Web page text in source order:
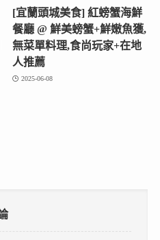
[宜蘭頭城美食] 紅螃蟹海鮮
餐廳 @ 鮮美螃蟹+鮮嫩魚獲,
無菜單料理,食尚玩家+在地
人推薦
2025-06-08